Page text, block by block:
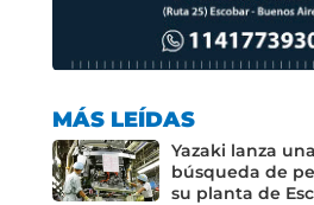
MÁS LEÍDAS
Yazaki lanza
búsqueda de
su planta de